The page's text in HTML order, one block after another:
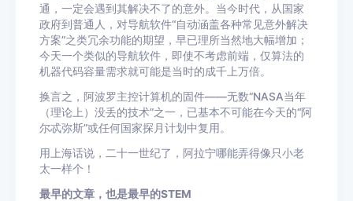
通，一定会遇到其解决不了的意外。当今时代，从国家
政府到普通人，对导航软件“自动涵盖各种常见意外解决
方案”之类冗余功能的期望，早已理所当然地大幅增加；
今天一个类似的导航软件，即使不考虑前端，仅算法的
机器代码容量需求就可能是当时的成千上万倍。
换言之，阿波罗主控计算机的固件——无数“NASA当年
（理论上）没丢的技术”之一，已基本不可能在今天的“阿
尔忒弥斯”或任何国家探月计划中复用。
用上海话说，二十一世纪了，阿拉宁哪能弄得像只小老
太一样个！
最早的文章，也是最早的STEM